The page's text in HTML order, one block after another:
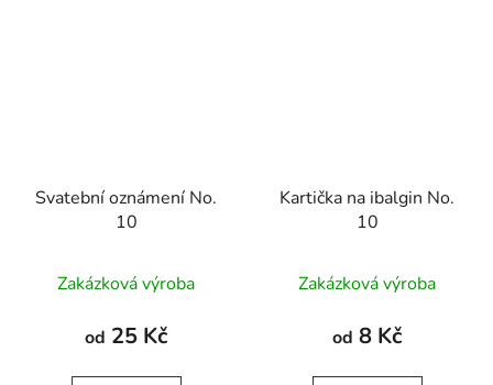
Svatební oznámení No.
10
Zakázková výroba
od 25 Kč
Kartička na ibalgin No.
10
Zakázková výroba
od 8 Kč